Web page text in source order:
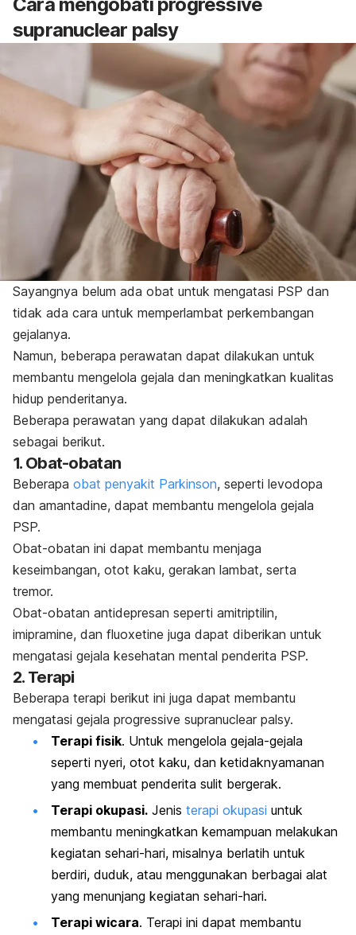
supranuclear palsy
Sayangnya belum ada obat untuk mengatasi PSP dan
tidak ada cara untuk memperlambat perkembangan
gejalanya.
Namun, beberapa perawatan dapat dilakukan untuk
membantu mengelola gejala dan meningkatkan kualitas
hidup penderitanya.
Beberapa perawatan yang dapat dilakukan adalah
sebagai berikut.
1. Obat-obatan
Beberapa obat penyakit Parkinson, seperti levodopa
dan amantadine, dapat membantu mengelola gejala
PSP.
Obat-obatan ini dapat membantu menjaga
keseimbangan, otot kaku, gerakan lambat, serta
tremor.
Obat-obatan antidepresan seperti amitriptilin,
imipramine, dan fluoxetine juga dapat diberikan untuk
mengatasi gejala kesehatan mental penderita PSP.
2. Terapi
Beberapa terapi berikut ini juga dapat membantu
mengatasi gejala progressive supranuclear palsy.
Terapi fisik. Untuk mengelola gejala-gejala
seperti nyeri, otot kaku, dan ketidaknyamanan
yang membuat penderita sulit bergerak.
Terapi okupasi. Jenis terapi okupasi untuk
membantu meningkatkan kemampuan melakukan
kegiatan sehari-hari, misalnya berlatih untuk
berdiri, duduk, atau menggunakan berbagai alat
yang menunjang kegiatan sehari-hari.
Terapi wicara. Terapi ini dapat membantu